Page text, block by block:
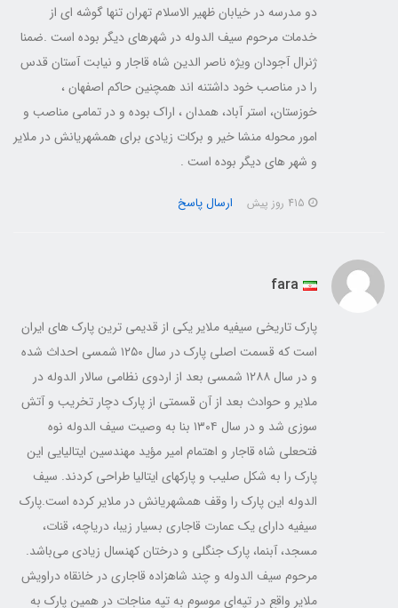
دو مدرسه در خیابان ظهیر الاسلام تهران تنها گوشه ای از
خدمات مرحوم سیف الدوله در شهرهای دیگر بوده است .ضمنا
ژنرال آجودان ویژه ناصر الدین شاه قاجار و نیابت آستان قدس
را در مناصب خود داشتنه اند همچنین حاکم اصفهان ،
خوزستان، استر آباد، همدان ، اراک بوده و در تمامی مناصب و
امور محوله منشا خیر و برکات زیادی برای همشهریانش در ملایر
و شهر های دیگر بوده است .
ارسال پاسخ
fara
پارک تاریخی سیفیه ملایر یکی از قدیمی ترین پارک های ایران
است که قسمت اصلی پارک در سال ۱۲۵۰ شمسی احداث شده
و در سال ۱۲۸۸ شمسی بعد از اردوی نظامی سالار الدوله در
ملایر و حوادث بعد از آن قسمتی از پارک دچار تخریب و آتش
سوزی شد و در سال ۱۳۰۴ بنا به وصیت سيف الدوله نوه
فتحعلی شاه قاجار و اهتمام امیر مؤید مهندسین ایتالیایی این
پارک را به شکل صلیب و پارکهای ایتالیا طراحی کردند. سيف
الدوله این پارک را وقف همشهریانش در ملایر کرده است.پارک
سیفیه دارای یک عمارت قاجاری بسیار زیبا، دریاچه، قنات،
مسجد، آبنما، پارک جنگلی و درختان کهنسال زیادی می‌باشد.
مرحوم سیف الدوله و چند شاهزاده قاجاری در خانقاه دراویش
ملایر واقع در تپه‌ای موسوم به تپه مناجات در همین پارک به